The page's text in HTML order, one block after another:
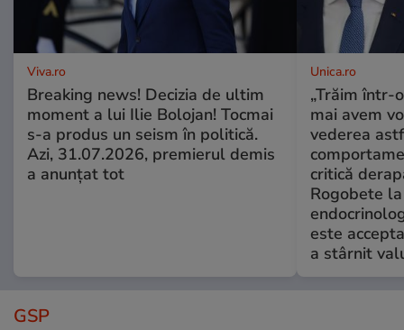
Viva.ro
Breaking news! Decizia de ultim
moment a lui Ilie Bolojan! Tocmai
s-a produs un seism în politică.
Azi, 31.07.2026, premierul demis
a anunțat tot
Unica.ro
„Trăim într-
mai avem
vederea
critică
Rogobete
este
a stârnit
GSP